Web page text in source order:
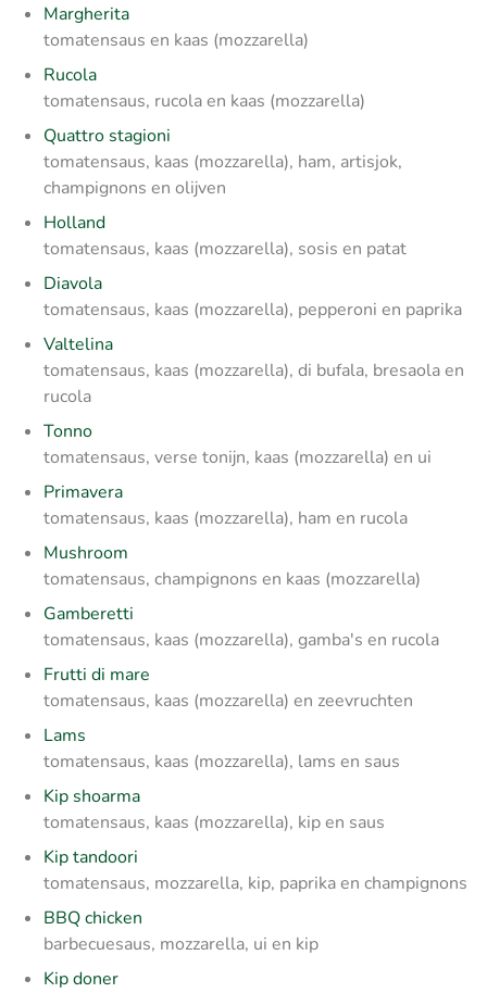
Margherita
tomatensaus en kaas (mozzarella)
Rucola
tomatensaus, rucola en kaas (mozzarella)
Quattro stagioni
tomatensaus, kaas (mozzarella), ham, artisjok,
champignons en olijven
Holland
tomatensaus, kaas (mozzarella), sosis en patat
Diavola
tomatensaus, kaas (mozzarella), pepperoni en paprika
Valtelina
tomatensaus, kaas (mozzarella), di bufala, bresaola en
rucola
Tonno
tomatensaus, verse tonijn, kaas (mozzarella) en ui
Primavera
tomatensaus, kaas (mozzarella), ham en rucola
Mushroom
tomatensaus, champignons en kaas (mozzarella)
Gamberetti
tomatensaus, kaas (mozzarella), gamba's en rucola
Frutti di mare
tomatensaus, kaas (mozzarella) en zeevruchten
Lams
tomatensaus, kaas (mozzarella), lams en saus
Kip shoarma
tomatensaus, kaas (mozzarella), kip en saus
Kip tandoori
tomatensaus, mozzarella, kip, paprika en champignons
BBQ chicken
barbecuesaus, mozzarella, ui en kip
Kip doner